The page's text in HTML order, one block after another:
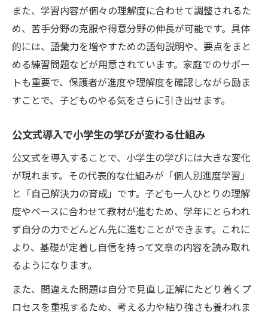
国語の基礎力を養う教材の使い方
学習意欲を引き出す声かけとサポート法
読み取り力を強化する家庭実践アイデア
家庭学習で小学生の文章読み取り力を伸ば
す
公文式を活用した家庭での反復練習術
読み聞かせ習い事と家庭の役割分担とは
子どものやる気を支える親のアプローチ
また、学習内容が個々の理解度に合わせて調整されるた
め、苦手分野の克服や得意分野の伸長が可能です。具体
的には、語彙力を増やすための語句説明や、要点をまと
める練習問題などが用意されています。家庭でのサポー
トも重要で、保護者が進度や理解度を確認しながら励ま
すことで、子どものやる気をさらに引き出せます。
公文式導入で小学生の学びが変わる仕組み
公文式を導入することで、小学生の学びには大きな変化
が現れます。その代表的な仕組みが「個人別進度学習」
と「自己解決力の育成」です。子ども一人ひとりの理解
度やペースに合わせて教材が進むため、学年にとらわれ
ず自分の力でどんどん先に進むことができます。これに
より、基礎が定着し自信を持って文章の内容を読み取れ
るようになります。
また、間違えた問題は自分で見直し正解にたどり着くプ
ロセスを重視するため、考える力や粘り強さも養われま